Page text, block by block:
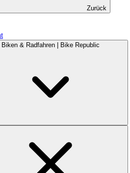
Zurück
Biken & Radfahren | Bike Republic